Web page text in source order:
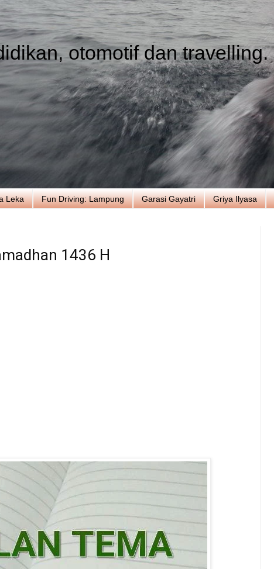
otomotif dan travelling.
Leka Fun Driving: Lampung Garasi Gayatri Griya Ilyasa
1436 H